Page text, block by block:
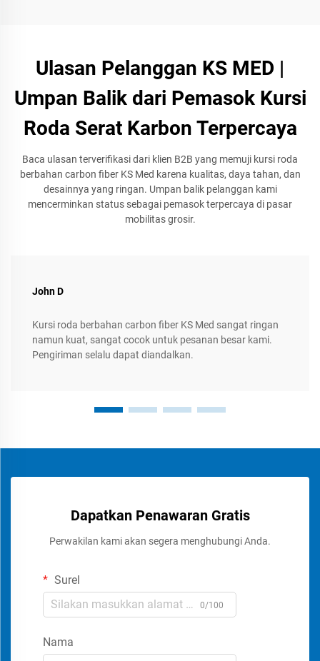
Ulasan Pelanggan KS MED |
Umpan Balik dari Pemasok Kursi
Roda Serat Karbon Terpercaya
Baca ulasan terverifikasi dari klien B2B yang memuji kursi roda
berbahan carbon fiber KS Med karena kualitas, daya tahan, dan
desainnya yang ringan. Umpan balik pelanggan kami
mencerminkan status sebagai pemasok terpercaya di pasar
mobilitas grosir.
John D
Kursi roda berbahan carbon fiber KS Med sangat ringan
namun kuat, sangat cocok untuk pesanan besar kami.
Pengiriman selalu dapat diandalkan.
Dapatkan Penawaran Gratis
Perwakilan kami akan segera menghubungi Anda.
Surel
0/100
Nama